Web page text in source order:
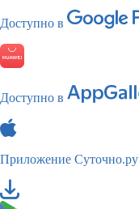
Доступно в
Доступно в
Приложение Суточно.ру